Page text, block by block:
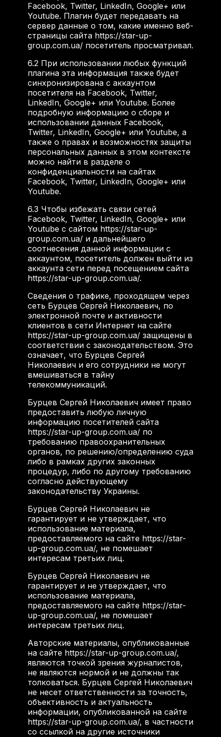
Facebook, Twitter, LinkedIn, Google+ или
Youtube. Плагин будет передавать на
сервер данные о том, какие именно веб-
страницы сайта https://star-up-
group.com.ua/ посетитель просматривал.
6.2 При использовании любых функций
плагина эта информация также будет
синхронизирована с аккаунтом
посетителя на Facebook, Twitter,
LinkedIn, Google+ или Youtube. Более
подробную информацию о сборе и
использовании данных Facebook,
Twitter, LinkedIn, Google+ или Youtube, а
также о правах и возможностях защиты
персональных данных в этом контексте
можно найти в разделе о
конфиденциальности на сайтах
Facebook, Twitter, LinkedIn, Google+ или
Youtube.
6.3 Чтобы избежать связи сетей
Facebook, Twitter, LinkedIn, Google+ или
Youtube с сайтом https://star-up-
group.com.ua/ и дальнейшего
соотнесения данной информации с
аккаунтом, посетитель должен выйти из
аккаунта сети перед посещением сайта
https://star-up-group.com.ua/.
Сведения о трафике, проходящем через
сеть Бурцев Сергей Николаевич, по
электронной почте и активности
клиентов в сети Интернет на сайте
https://star-up-group.com.ua/ защищены в
соответствии с законодательством. Это
означает, что Бурцев Сергей
Николаевич и его сотрудники не могут
вмешиваться в тайну
телекоммуникаций.
Бурцев Сергей Николаевич имеет право
предоставить любую личную
информацию посетителей сайта
https://star-up-group.com.ua/ по
требованию правоохранительных
органов, по решению/определению суда
либо в рамках других законных
процедур, либо по другому требованию
согласно действующему
законодательству Украины.
Бурцев Сергей Николаевич не
гарантирует и не утверждает, что
использование материала,
предоставляемого на сайте https://star-
up-group.com.ua/, не помешает
интересам третьих лиц.
Бурцев Сергей Николаевич не
гарантирует и не утверждает, что
использование материала,
предоставляемого на сайте https://star-
up-group.com.ua/, не помешает
интересам третьих лиц.
Авторские материалы, опубликованные
на сайте https://star-up-group.com.ua/,
являются точкой зрения журналистов,
не являются нормой и не должны так
толковаться. Бурцев Сергей Николаевич
не несет ответственности за точность,
объективность и актуальность
информации, опубликованной на сайте
https://star-up-group.com.ua/, в частности
со ссылкой на другие источники